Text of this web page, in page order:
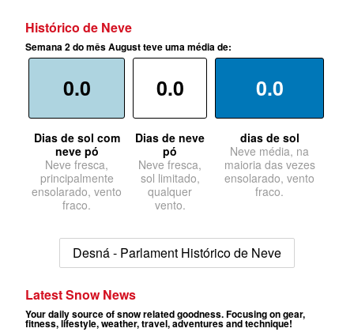
Histórico de Neve
Semana 2 do mês August teve uma média de:
0.0
Dias de sol com
neve pó
Neve fresca,
principalmente
ensolarado, vento
fraco.
0.0
Dias de neve
pó
Neve fresca,
sol limitado,
qualquer
vento.
0.0
dias de sol
Neve média, na
maioria das vezes
ensolarado, vento
fraco.
Desná - Parlament Histórico de Neve